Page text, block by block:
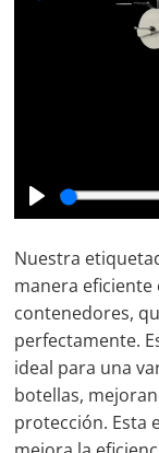
Play
Nuestra
manera eficiente
contenedores,
perfectamente.
ideal para una
botellas,
protección. Esta